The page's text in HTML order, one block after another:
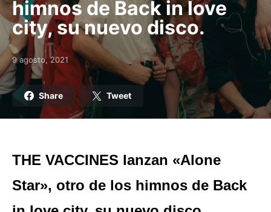
himnos de Back in love
city, su nuevo disco.
Posted on
9 agosto, 2021
Share Tweet
THE VACCINES lanzan «Alone
Star», otro de los himnos de Back